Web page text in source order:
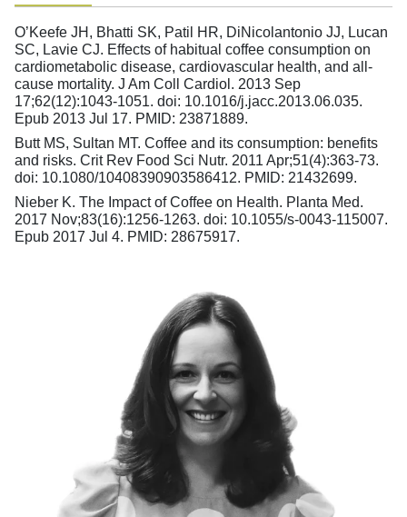
O’Keefe JH, Bhatti SK, Patil HR, DiNicolantonio JJ, Lucan
SC, Lavie CJ. Effects of habitual coffee consumption on
cardiometabolic disease, cardiovascular health, and all-
cause mortality. J Am Coll Cardiol. 2013 Sep
17;62(12):1043-1051. doi: 10.1016/j.jacc.2013.06.035.
Epub 2013 Jul 17. PMID: 23871889.
Butt MS, Sultan MT. Coffee and its consumption: benefits
and risks. Crit Rev Food Sci Nutr. 2011 Apr;51(4):363-73.
doi: 10.1080/10408390903586412. PMID: 21432699.
Nieber K. The Impact of Coffee on Health. Planta Med.
2017 Nov;83(16):1256-1263. doi: 10.1055/s-0043-115007.
Epub 2017 Jul 4. PMID: 28675917.